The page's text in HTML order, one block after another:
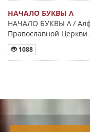
НАЧАЛО БУКВЫ Λ
НАЧАЛО БУКВЫ Λ /
Православной
1088